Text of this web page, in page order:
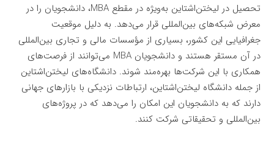
تحصیل در لیختن‌اشتاین به‌ویژه در مقطع MBA، دانشجویان را در
معرض شبکه‌های بین‌المللی قرار می‌دهد. به دلیل موقعیت
جغرافیایی این کشور، بسیاری از مؤسسات مالی و تجاری بین‌المللی
در آن مستقر هستند و دانشجویان MBA می‌توانند از فرصت‌های
همکاری با این شرکت‌ها بهره‌مند شوند. دانشگاه‌های لیختن‌اشتاین
از جمله دانشگاه لیختن‌اشتاین، ارتباطات نزدیکی با بازارهای جهانی
دارند که به دانشجویان این امکان را می‌دهد که در پروژه‌های
بین‌المللی و تحقیقاتی شرکت کنند.